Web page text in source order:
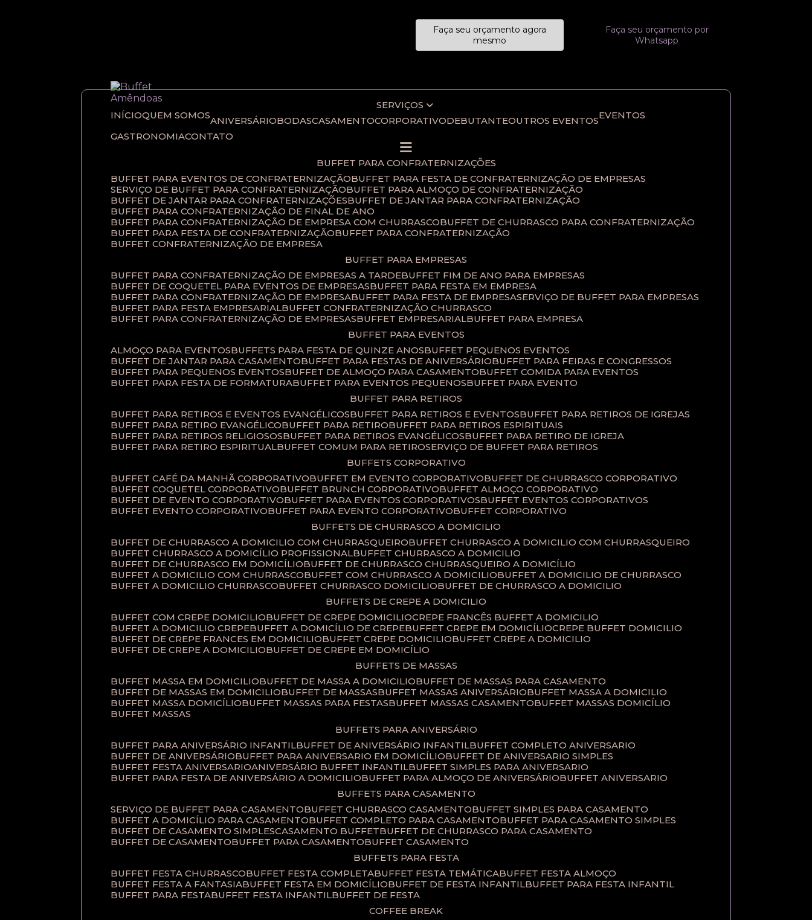
Faça seu orçamento agora
mesmo
Faça seu orçamento por
Whatsapp
INÍCIO QUEM SOMOS
SERVIÇOS
ANIVERSÁRIO
BODAS CASAMENTO CORPORATIVO DEBUTANTE OUTROS EVENTOS
EVENTOS
GASTRONOMIA CONTATO
BUFFET PARA CONFRATERNIZAÇÕES
BUFFET PARA EVENTOS DE CONFRATERNIZAÇÃO
BUFFET PARA FESTA DE CONFRATERNIZAÇÃO DE EMPRESAS
SERVIÇO DE BUFFET PARA CONFRATERNIZAÇÃO
BUFFET PARA ALMOÇO DE CONFRATERNIZAÇÃO​
BUFFET DE JANTAR PARA CONFRATERNIZAÇÕES​
BUFFET DE JANTAR PARA CONFRATERNIZAÇÃO​
BUFFET PARA CONFRATERNIZAÇÃO DE FINAL DE ANO​
BUFFET PARA CONFRATERNIZAÇÃO DE EMPRESA COM CHURRASCO
BUFFET DE CHURRASCO PARA CONFRATERNIZAÇÃO
BUFFET PARA FESTA DE CONFRATERNIZAÇÃO
BUFFET PARA CONFRATERNIZAÇÃO
BUFFET CONFRATERNIZAÇÃO DE EMPRESA
BUFFET PARA EMPRESAS
BUFFET PARA CONFRATERNIZAÇÃO DE EMPRESAS A TARDE
BUFFET FIM DE ANO PARA EMPRESAS
BUFFET DE COQUETEL PARA EVENTOS DE EMPRESAS
BUFFET PARA FESTA EM EMPRESA
BUFFET PARA CONFRATERNIZAÇÃO DE EMPRESA
BUFFET PARA FESTA DE EMPRESA SERVIÇO DE BUFFET PARA EMPRESAS
BUFFET PARA FESTA EMPRESARIAL
BUFFET CONFRATERNIZAÇÃO CHURRASCO
BUFFET PARA CONFRATERNIZAÇÃO DE EMPRESAS
BUFFET EMPRESARIAL
BUFFET PARA EMPRESA
BUFFET PARA EVENTOS
ALMOÇO PARA EVENTOS
BUFFETS PARA FESTA DE QUINZE ANOS
BUFFET PEQUENOS EVENTOS
BUFFET DE JANTAR PARA CASAMENTO
BUFFET PARA FESTAS DE ANIVERSÁRIO
BUFFET PARA FEIRAS E CONGRESSOS
BUFFET PARA PEQUENOS EVENTOS
BUFFET DE ALMOÇO PARA CASAMENTO
BUFFET COMIDA PARA EVENTOS
BUFFET PARA FESTA DE FORMATURA
BUFFET PARA EVENTOS PEQUENOS
BUFFET PARA EVENTO
BUFFET PARA RETIROS
BUFFET PARA RETIROS E EVENTOS EVANGÉLICOS
BUFFET PARA RETIROS E EVENTOS
BUFFET PARA RETIROS DE IGREJAS
BUFFET PARA RETIRO EVANGÉLICO
BUFFET PARA RETIRO
BUFFET PARA RETIROS ESPIRITUAIS
BUFFET PARA RETIROS RELIGIOSOS
BUFFET PARA RETIROS EVANGÉLICOS
BUFFET PARA RETIRO DE IGREJA
BUFFET PARA RETIRO ESPIRITUAL
BUFFET COMUM PARA RETIRO​ SERVIÇO DE BUFFET PARA RETIROS
BUFFETS CORPORATIVO
BUFFET CAFÉ DA MANHÃ CORPORATIVO
BUFFET EM EVENTO CORPORATIVO
BUFFET DE CHURRASCO CORPORATIVO
BUFFET COQUETEL CORPORATIVO
BUFFET BRUNCH CORPORATIVO
BUFFET ALMOÇO CORPORATIVO
BUFFET DE EVENTO CORPORATIVO
BUFFET PARA EVENTOS CORPORATIVOS
BUFFET EVENTOS CORPORATIVOS
BUFFET EVENTO CORPORATIVO
BUFFET PARA EVENTO CORPORATIVO
BUFFET CORPORATIVO
BUFFETS DE CHURRASCO A DOMICILIO
BUFFET DE CHURRASCO A DOMICILIO COM CHURRASQUEIRO
BUFFET CHURRASCO A DOMICILIO COM CHURRASQUEIRO
BUFFET CHURRASCO A DOMICÍLIO PROFISSIONAL
BUFFET CHURRASCO A DOMICILIO
BUFFET DE CHURRASCO EM DOMICÍLIO
BUFFET DE CHURRASCO CHURRASQUEIRO A DOMICÍLIO
BUFFET A DOMICILIO COM CHURRASCO
BUFFET COM CHURRASCO A DOMICILIO
BUFFET A DOMICILIO DE CHURRASCO
BUFFET A DOMICILIO CHURRASCO
BUFFET CHURRASCO DOMICILIO
BUFFET DE CHURRASCO A DOMICILIO
BUFFETS DE CREPE A DOMICILIO
BUFFET COM CREPE DOMICILIO
BUFFET DE CREPE DOMICILIO
CREPE FRANCÊS BUFFET A DOMICILIO
BUFFET A DOMICILIO CREPE
BUFFET A DOMICÍLIO DE CREPE BUFFET CREPE EM DOMICÍLIO
CREPE BUFFET DOMICILIO
BUFFET DE CREPE FRANCES EM DOMICILIO
BUFFET CREPE DOMICILIO
BUFFET CREPE A DOMICILIO
BUFFET DE CREPE A DOMICILIO
BUFFET DE CREPE EM DOMICÍLIO
BUFFETS DE MASSAS
BUFFET MASSA EM DOMICILIO
BUFFET DE MASSA A DOMICILIO
BUFFET DE MASSAS PARA CASAMENTO
BUFFET DE MASSAS EM DOMICILIO
BUFFET DE MASSAS BUFFET MASSAS ANIVERSÁRIO
BUFFET MASSA A DOMICILIO
BUFFET MASSA DOMICÍLIO
BUFFET MASSAS PARA FESTAS BUFFET MASSAS CASAMENTO
BUFFET MASSAS DOMICÍLIO
BUFFET MASSAS
BUFFETS PARA ANIVERSÁRIO
BUFFET PARA ANIVERSÁRIO INFANTIL
BUFFET DE ANIVERSÁRIO INFANTIL
BUFFET COMPLETO ANIVERSARIO
BUFFET DE ANIVERSÁRIO
BUFFET PARA ANIVERSARIO EM DOMICÍLIO
BUFFET DE ANIVERSARIO SIMPLES
BUFFET FESTA ANIVERSARIO
ANIVERSÁRIO BUFFET INFANTIL
BUFFET SIMPLES PARA ANIVERSARIO
BUFFET PARA FESTA DE ANIVERSÁRIO A DOMICILIO
BUFFET PARA ALMOÇO DE ANIVERSÁRIO
BUFFET ANIVERSARIO
BUFFETS PARA CASAMENTO
SERVIÇO DE BUFFET PARA CASAMENTO
BUFFET CHURRASCO CASAMENTO
BUFFET SIMPLES PARA CASAMENTO
BUFFET A DOMICÍLIO PARA CASAMENTO
BUFFET COMPLETO PARA CASAMENTO
BUFFET PARA CASAMENTO SIMPLES
BUFFET DE CASAMENTO SIMPLES CASAMENTO BUFFET
BUFFET DE CHURRASCO PARA CASAMENTO
BUFFET DE CASAMENTO
BUFFET PARA CASAMENTO
BUFFET CASAMENTO
BUFFETS PARA FESTA
BUFFET FESTA CHURRASCO
BUFFET FESTA COMPLETA BUFFET FESTA TEMÁTICA
BUFFET FESTA ALMOÇO
BUFFET FESTA A FANTASIA
BUFFET FESTA EM DOMICÍLIO BUFFET DE FESTA INFANTIL
BUFFET PARA FESTA INFANTIL
BUFFET PARA FESTA
BUFFET FESTA INFANTIL
BUFFET DE FESTA
COFFEE BREAK